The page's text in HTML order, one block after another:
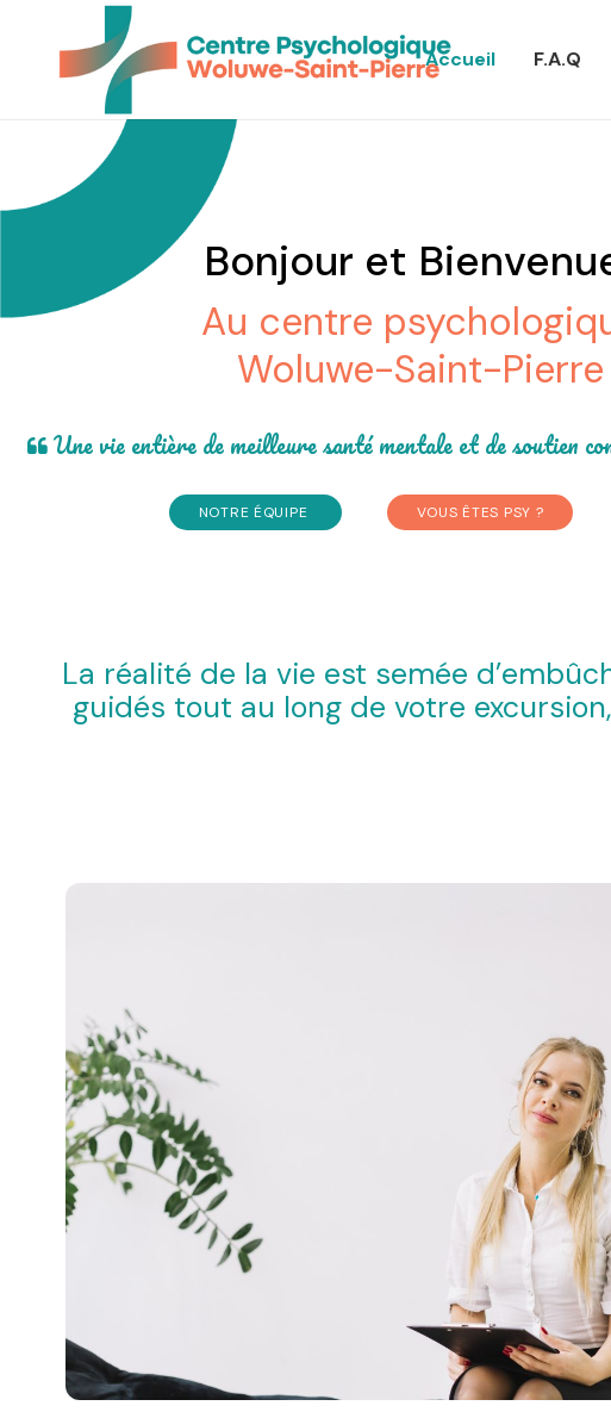
Accueil F.A.Q
Bonjour et
Au centre
Woluwe-Saint-Pierre
Une vie entière de meilleure santé mentale et de soutien
NOTRE ÉQUIPE VOUS ÊTES PSY ?
La réalité de la vie est semée
guidés tout au long de votre